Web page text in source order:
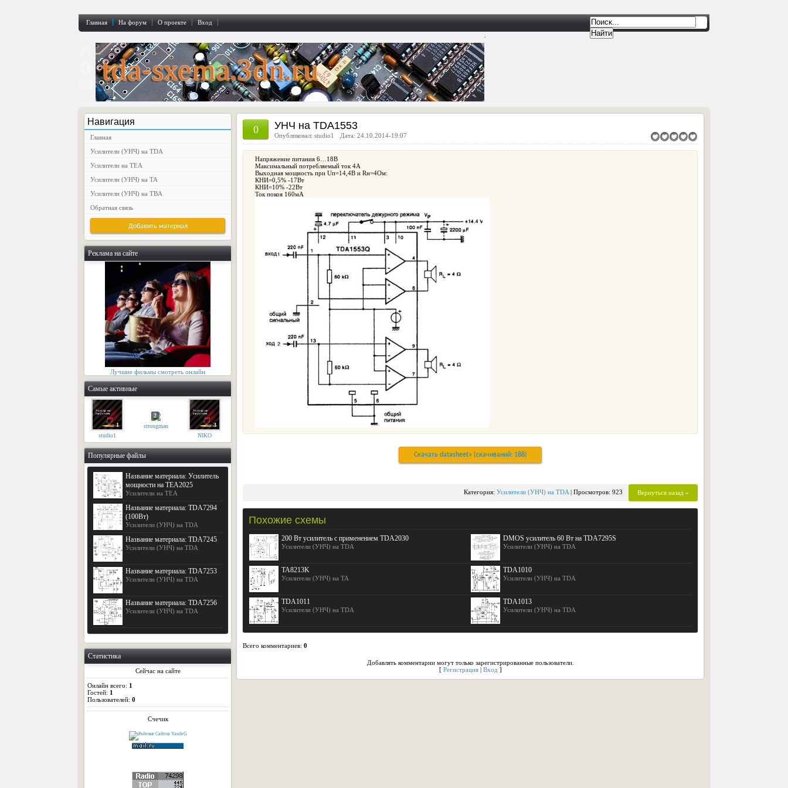
Главная На форум О проекте
Вход
Навигация
Главная
Усилители (УНЧ) на TDA
Усилители на TEA
Усилители (УНЧ) на TA
Усилители (УНЧ) на TBA
Обратная связь
Реклама на сайте
Лучшие фильмы смотреть онлайн
Самые активные
1
studio1
2
strongman
3
NIKO
Популярные файлы
Название материала: Усилитель
мощности на TEA2025
Усилители на TEA
Название материала: TDA7294
(100Вт)
Усилители (УНЧ) на TDA
Название материала: TDA7245
Усилители (УНЧ) на TDA
Название материала: TDA7253
Усилители (УНЧ) на TDA
Название материала: TDA7256
Усилители (УНЧ) на TDA
Статистика
Сейчас на сайте
Онлайн всего: 1
Гостей: 1
Пользователей:0
Счечик
0 УНЧ на TDA1553
Опубликовал: studio1 Дата: 24.10.2014-19:07
Напряжение питания 6…18В
Максимальный потребляемый ток 4А
Выходная мощность при Uп=14,4В и Rн=4Ом:
КНИ=0,5% -17Вт
КНИ=10% -22Вт
Ток покоя 160мА
Скачать datasheet» (cкачиваний: 188)
Вернуться назад »
Категория: Усилители (УНЧ) на TDA| Просмотров: 923
Похожие схемы
200 Вт усилитель с применением TDA2030
Усилители (УНЧ) на TDA
DMOS усилитель 60 Вт на TDA7295S
Усилители (УНЧ) на TDA
TA8213K
Усилители (УНЧ) на TA
TDA1010
Усилители (УНЧ) на TDA
TDA1011
Усилители (УНЧ) на TDA
TDA1013
Усилители (УНЧ) на TDA
Всего комментариев:0
Добавлять комментарии могут только зарегистрированные пользователи.
[ Регистрация| Вход ]